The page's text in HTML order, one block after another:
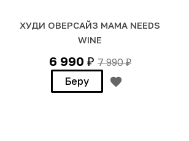
ХУДИ ОВЕРСАЙЗ MAMA NEEDS
WINE
6 990 ₽ 7 990₽
Беру